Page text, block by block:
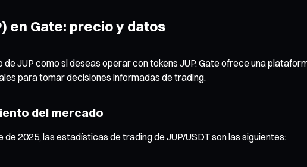
en Gate: precio y datos
JUP como si deseas operar con tokens JUP, Gate ofrece una
para tomar decisiones informadas de trading.
del mercado
2025, las estadísticas de trading de JUP/USDT son las siguientes: